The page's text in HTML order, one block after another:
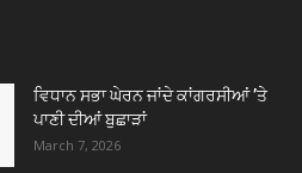
ਵਿਧਾਨ ਸਭਾ ਘੇਰਨ ਜਾਂਦੇ ਕਾਂਗਰਸੀਆਂ ’ਤੇ
ਪਾਣੀ ਦੀਆਂ ਬੁਛਾੜਾਂ
March 7, 2026